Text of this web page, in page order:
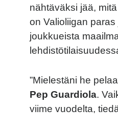
nähtäväksi jää,
on Valioliigan
joukkueista
”Mielestäni he
Pep Guardiola.
viime vuodelta,